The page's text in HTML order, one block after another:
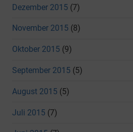
Dezember 2015 (7)
November 2015 (8)
Oktober 2015 (9)
September 2015 (5)
August 2015 (5)
Juli 2015 (7)